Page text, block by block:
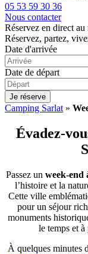
05 53 59 30 36
Nous contacter
Réservez en direct
Réservez, partez,
Date d'arrivée
Date de départ
Je réserve
Camping Sarlat »
Évadez-
Passez un week-end
l’histoire et la
Cette ville
pour un séjour
monuments
le temps et
À quelques minutes